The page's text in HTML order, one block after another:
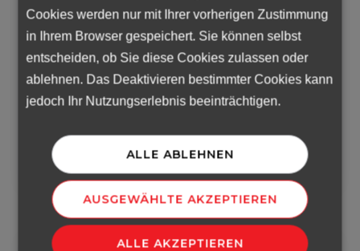
Cookies werden nur mit Ihrer vorherigen Zustimmung
in Ihrem Browser gespeichert. Sie können selbst
entscheiden, ob Sie diese Cookies zulassen oder
ablehnen. Das Deaktivieren bestimmter Cookies kann
jedoch Ihr Nutzungserlebnis beeinträchtigen.
ALLE ABLEHNEN
AUSGEWÄHLTE AKZEPTIEREN
ALLE AKZEPTIEREN
Management-Reaktionen auf die
Krise: lieber Preiserhöhungen als